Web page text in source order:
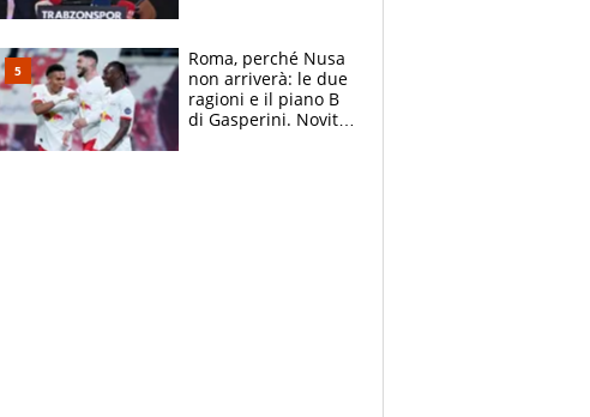
Roma, perché Nusa
non arriverà: le due
ragioni e il piano B
di Gasperini. Novità